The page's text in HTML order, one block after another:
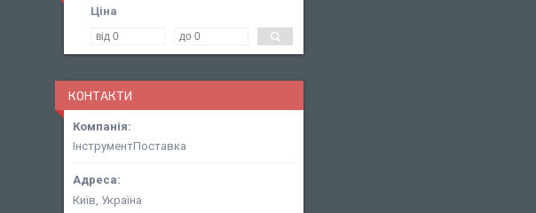
Ціна
КОНТАКТИ
ІнструментПоставка
Київ, Україна